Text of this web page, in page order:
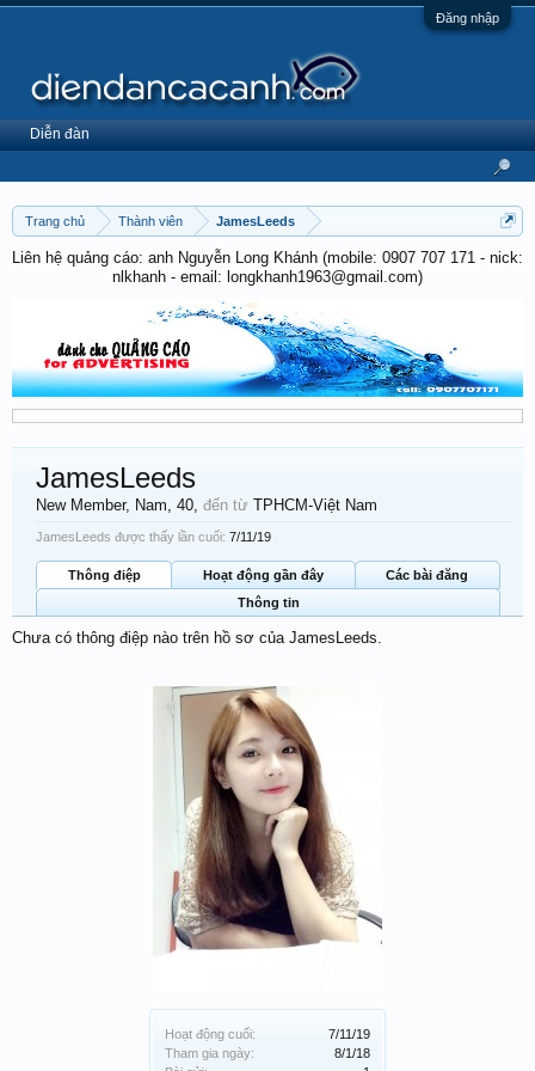
Đăng nhập
Trang chủ Thành viên JamesLeeds
Liên hệ quảng cáo: anh Nguyễn Long Khánh (mobile: 0907 707 171 - nick:
nlkhanh - email: longkhanh1963@gmail.com)
Hoạt động cuối:
7/11/19
Tham gia ngày:
8/1/18
JamesLeeds
New Member, Nam, 40, đến từ TPHCM-Việt Nam
JamesLeeds được thấy lần cuối: 7/11/19
Thông điệp Hoạt động gần đây
Các bài đăng
Thông tin
Chưa có thông điệp nào trên hồ sơ của JamesLeeds.
Diễn đàn